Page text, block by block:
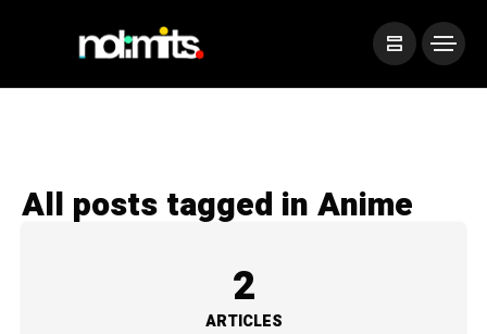
All posts tagged in Anime
2
ARTICLES